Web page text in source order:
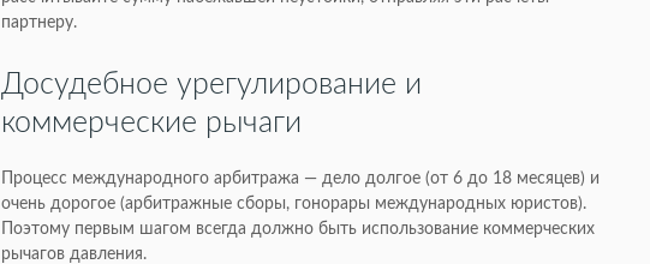
партнеру.
Досудебное урегулирование и
коммерческие рычаги
Процесс международного арбитража — дело долгое (от 6 до 18 месяцев) и
очень дорогое (арбитражные сборы, гонорары международных юристов).
Поэтому первым шагом всегда должно быть использование коммерческих
рычагов давления.